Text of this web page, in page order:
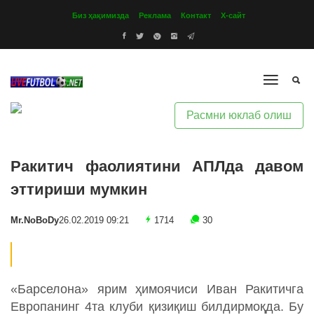
Биз ҳақимизда Реклама Контакт Х-сайт
Расмни юклаб олиш
Ракитич фаолиятини АПЛда давом
эттириши мумкин
Mr.NoBoDy26.02.2019 09:21 1714 30
«Барселона» ярим ҳимоячиси Иван Ракитичга
Европанинг 4та клуби қизиқиш билдирмоқда. Бу